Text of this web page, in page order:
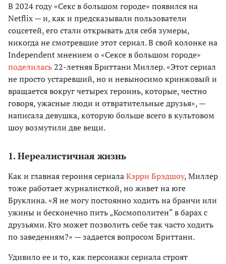
В 2024 году «Секс в большом городе» появился на
Netflix — и, как и предсказывали пользователи
соцсетей, его стали открывать для себя зумеры,
никогда не смотревшие этот сериал. В свой колонке на
Independent мнением о «Сексе в большом городе»
поделилась22-летняя Бриттани Миллер. «Этот сериал
не просто устаревший, но и невыносимо кринжовый и
вращается вокруг четырех героинь, которые, честно
говоря, ужасные люди и отвратительные друзья», —
написала девушка, которую больше всего в культовом
шоу возмутили две вещи.
1. Нереалистичная жизнь
Как и главная героиня сериалаКэрри Брэдшоу, Миллер
тоже работает журналисткой, но живет на юге
Бруклина. «Я не могу постоянно ходить на бранчи или
ужины и бесконечно пить „Космополитен“ в барах с
друзьями. Кто может позволить себе так часто ходить
по заведениям?» — задается вопросом Бриттани.
Удивило ее и то, как персонажи сериала строят